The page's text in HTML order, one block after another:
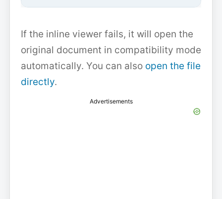
If the inline viewer fails, it will open the
original document in compatibility mode
automatically. You can also open the file
directly.
Advertisements